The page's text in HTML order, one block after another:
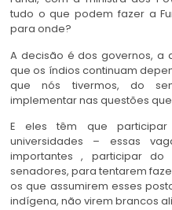
tudo o que podem fazer a
para onde?
A decisão é dos governos, a
que os índios continuam
que nós tivermos, do
implementar nas questões
E eles têm que
universidades – essas
importantes , participar do
senadores, para tentarem
os que assumirem esses
indígena, não virem brancos